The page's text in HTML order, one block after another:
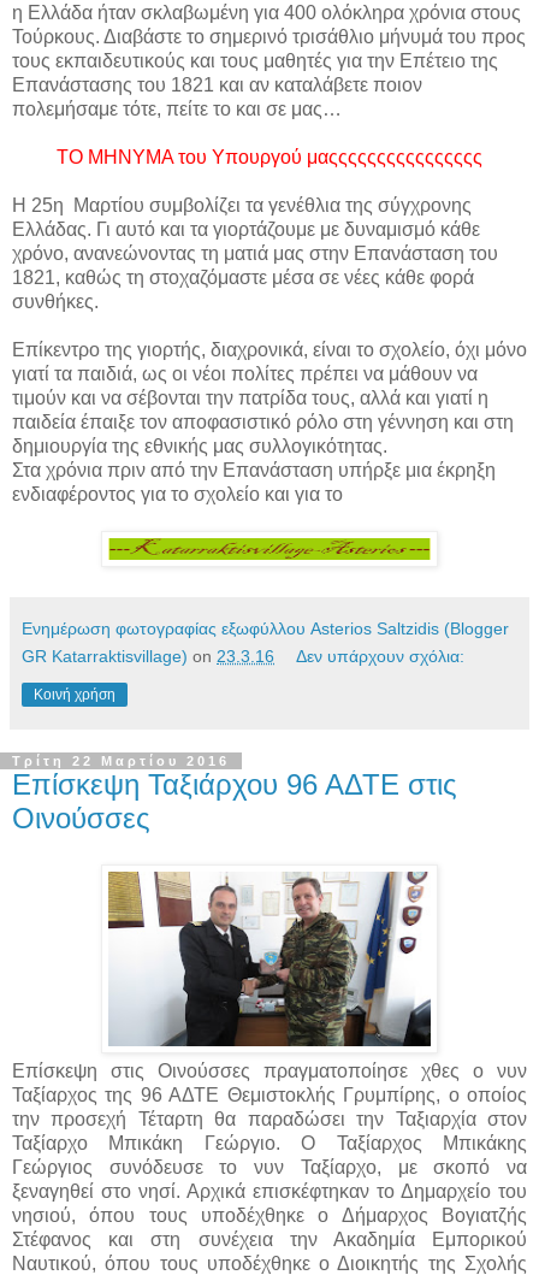
η Ελλάδα ήταν σκλαβωμένη για 400 ολόκληρα χρόνια στους
Τούρκους. Διαβάστε το σημερινό τρισάθλιο μήνυμά του προς
τους εκπαιδευτικούς και τους μαθητές για την Επέτειο της
Επανάστασης του 1821 και αν καταλάβετε ποιον
πολεμήσαμε τότε, πείτε το και σε μας…
ΤΟ ΜΗΝΥΜΑ του Υπουργού μαςςςςςςςςςςςςςςςς
Η 25η Μαρτίου συμβολίζει τα γενέθλια της σύγχρονης
Ελλάδας. Γι αυτό και τα γιορτάζουμε με δυναμισμό κάθε
χρόνο, ανανεώνοντας τη ματιά μας στην Επανάσταση του
1821, καθώς τη στοχαζόμαστε μέσα σε νέες κάθε φορά
συνθήκες.
Επίκεντρο της γιορτής, διαχρονικά, είναι το σχολείο, όχι μόνο
γιατί τα παιδιά, ως οι νέοι πολίτες πρέπει να μάθουν να
τιμούν και να σέβονται την πατρίδα τους, αλλά και γιατί η
παιδεία έπαιξε τον αποφασιστικό ρόλο στη γέννηση και στη
δημιουργία της εθνικής μας συλλογικότητας.
Στα χρόνια πριν από την Επανάσταση υπήρξε μια έκρηξη
ενδιαφέροντος για το σχολείο και για το
Ενημέρωση φωτογραφίας εξωφύλλου Asterios Saltzidis (Blogger
GR Katarraktisvillage) on 23.3.16 Δεν υπάρχουν σχόλια:
Κοινή χρήση
Τρίτη 22 Μαρτίου 2016
Επίσκεψη Ταξιάρχου 96 ΑΔΤΕ στις
Οινούσσες
Επίσκεψη στις Οινούσσες πραγματοποίησε χθες ο νυν
Ταξίαρχος της 96 ΑΔΤΕ Θεμιστοκλής Γρυμπίρης, ο οποίος
την προσεχή Τέταρτη θα παραδώσει την Ταξιαρχία στον
Ταξίαρχο Μπικάκη Γεώργιο. Ο Ταξίαρχος Μπικάκης
Γεώργιος συνόδευσε το νυν Ταξίαρχο, με σκοπό να
ξεναγηθεί στο νησί. Αρχικά επισκέφτηκαν το Δημαρχείο του
νησιού, όπου τους υποδέχθηκε ο Δήμαρχος Βογιατζής
Στέφανος και στη συνέχεια την Ακαδημία Εμπορικού
Ναυτικού, όπου τους υποδέχθηκε ο Διοικητής της Σχολής